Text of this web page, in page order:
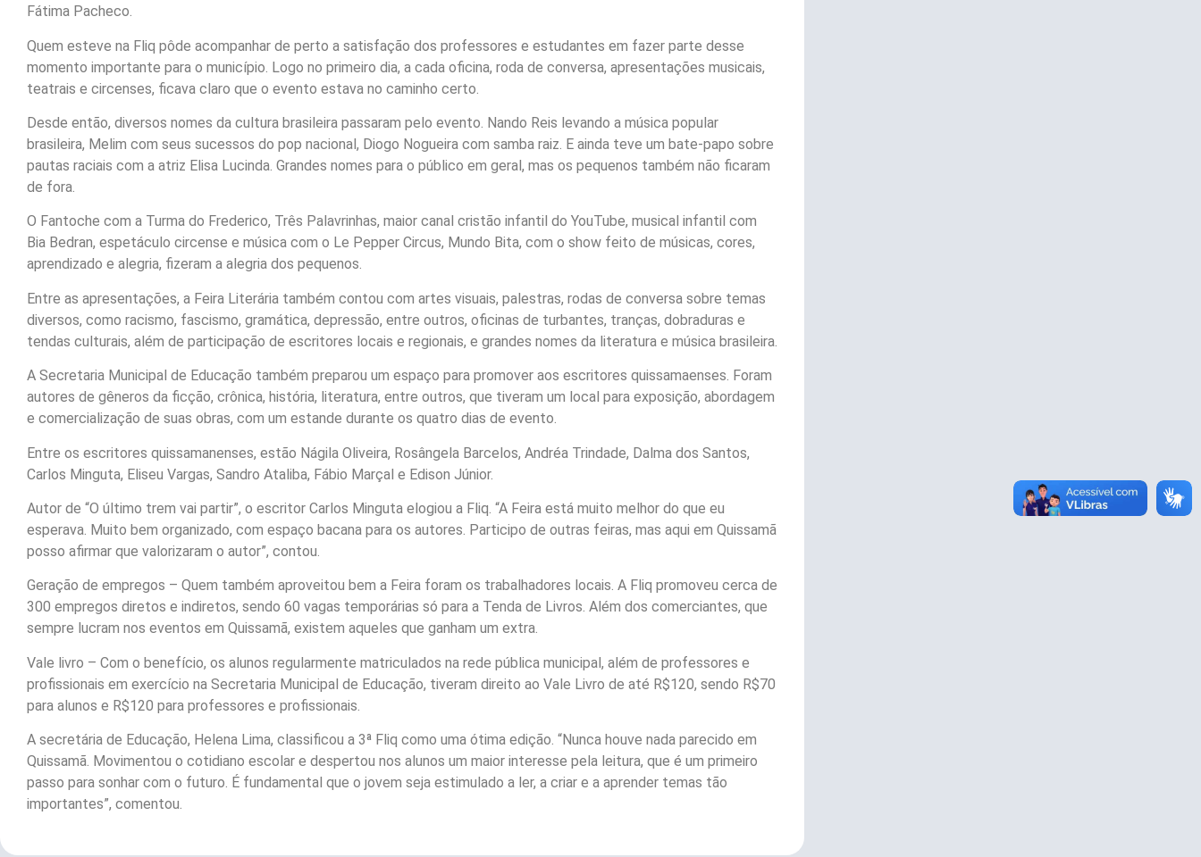
Fátima Pacheco.
Quem esteve na Fliq pôde acompanhar de perto a satisfação dos professores e estudantes em fazer parte desse
momento importante para o município. Logo no primeiro dia, a cada oficina, roda de conversa, apresentações musicais,
teatrais e circenses, ficava claro que o evento estava no caminho certo.
Desde então, diversos nomes da cultura brasileira passaram pelo evento. Nando Reis levando a música popular
brasileira, Melim com seus sucessos do pop nacional, Diogo Nogueira com samba raiz. E ainda teve um bate-papo sobre
pautas raciais com a atriz Elisa Lucinda. Grandes nomes para o público em geral, mas os pequenos também não ficaram
de fora.
O Fantoche com a Turma do Frederico, Três Palavrinhas, maior canal cristão infantil do YouTube, musical infantil com
Bia Bedran, espetáculo circense e música com o Le Pepper Circus, Mundo Bita, com o show feito de músicas, cores,
aprendizado e alegria, fizeram a alegria dos pequenos.
Entre as apresentações, a Feira Literária também contou com artes visuais, palestras, rodas de conversa sobre temas
diversos, como racismo, fascismo, gramática, depressão, entre outros, oficinas de turbantes, tranças, dobraduras e
tendas culturais, além de participação de escritores locais e regionais, e grandes nomes da literatura e música brasileira.
A Secretaria Municipal de Educação também preparou um espaço para promover aos escritores quissamaenses. Foram
autores de gêneros da ficção, crônica, história, literatura, entre outros, que tiveram um local para exposição, abordagem
e comercialização de suas obras, com um estande durante os quatro dias de evento.
Entre os escritores quissamanenses, estão Nágila Oliveira, Rosângela Barcelos, Andréa Trindade, Dalma dos Santos,
Carlos Minguta, Eliseu Vargas, Sandro Ataliba, Fábio Marçal e Edison Júnior.
Autor de “O último trem vai partir”, o escritor Carlos Minguta elogiou a Fliq. “A Feira está muito melhor do que eu
esperava. Muito bem organizado, com espaço bacana para os autores. Participo de outras feiras, mas aqui em Quissamã
posso afirmar que valorizaram o autor”, contou.
Geração de empregos – Quem também aproveitou bem a Feira foram os trabalhadores locais. A Fliq promoveu cerca de
300 empregos diretos e indiretos, sendo 60 vagas temporárias só para a Tenda de Livros. Além dos comerciantes, que
sempre lucram nos eventos em Quissamã, existem aqueles que ganham um extra.
Vale livro – Com o benefício, os alunos regularmente matriculados na rede pública municipal, além de professores e
profissionais em exercício na Secretaria Municipal de Educação, tiveram direito ao Vale Livro de até R$120, sendo R$70
para alunos e R$120 para professores e profissionais.
A secretária de Educação, Helena Lima, classificou a 3ª Fliq como uma ótima edição. “Nunca houve nada parecido em
Quissamã. Movimentou o cotidiano escolar e despertou nos alunos um maior interesse pela leitura, que é um primeiro
passo para sonhar com o futuro. É fundamental que o jovem seja estimulado a ler, a criar e a aprender temas tão
importantes”, comentou.